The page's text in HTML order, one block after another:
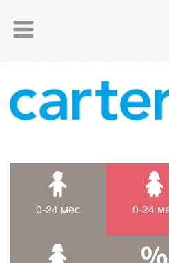
Как оплатить
Доставка товара
Контакты
0-24 мес 0-24